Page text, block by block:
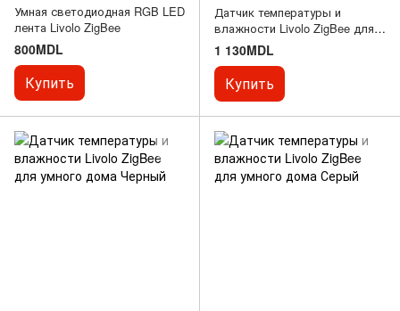
Умная светодиодная RGB LED
лента Livolo ZigBee
800MDL
Купить
Датчик температуры и
влажности Livolo ZigBee для
умного дома Белый
1 130MDL
Купить